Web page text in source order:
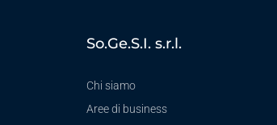
So.Ge.S.I. s.r.l.
Chi siamo
Aree di business